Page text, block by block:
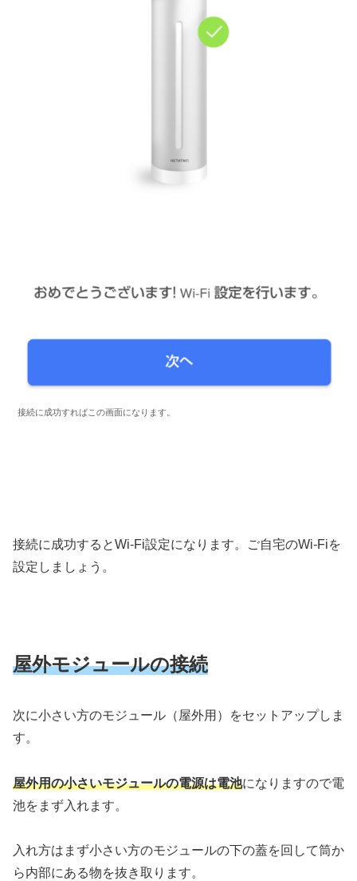
接続に成功すればこの画面になります。
接続に成功するとWi-Fi設定になります。ご自宅のWi-Fiを
設定しましょう。
屋外モジュールの接続
次に小さい方のモジュール（屋外用）をセットアップしま
す。
屋外用の小さいモジュールの電源は電池になりますので電
池をまず入れます。
入れ方はまず小さい方のモジュールの下の蓋を回して筒か
ら内部にある物を抜き取ります。